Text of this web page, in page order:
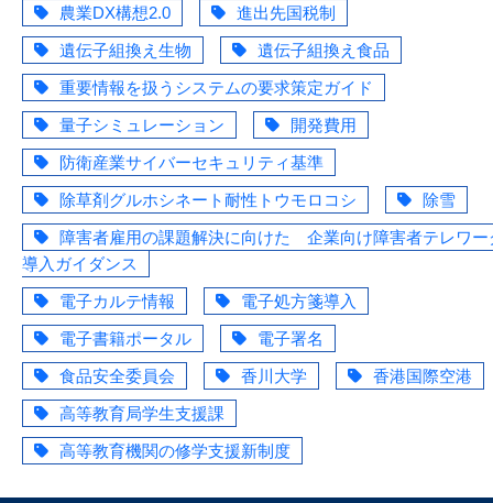
農業DX構想2.0
進出先国税制
遺伝子組換え生物
遺伝子組換え食品
重要情報を扱うシステムの要求策定ガイド
量子シミュレーション
開発費用
防衛産業サイバーセキュリティ基準
除草剤グルホシネート耐性トウモロコシ
除雪
障害者雇用の課題解決に向けた 企業向け障害者テレワー
導入ガイダンス
電子カルテ情報
電子処方箋導入
電子書籍ポータル
電子署名
食品安全委員会
香川大学
香港国際空港
高等教育局学生支援課
高等教育機関の修学支援新制度